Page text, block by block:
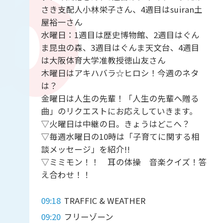
さき支配人小林栄子さん、4週目はsuiran土
屋裕一さん
水曜日：1週目は歴史博物館、2週目はぐん
ま昆虫の森、3週目はぐんま天文台、4週目
は大阪体育大学准教授徳山友さん
木曜日はアキハバラ☆ヒロシ！今週のネタ
は？
金曜日は人生の先輩！「人生の先輩へ贈る
曲」のリクエストにお応えしていきます。
▽火曜日は中継の日。きょうはどこへ？
▽毎週水曜日の10時は「子育てに関する相
談メッセージ」を紹介!!
▽ミミモン！！ 耳の体操 音楽クイズ！答
え合わせ！！
09:18 TRAFFIC & WEATHER
09:20 フリーゾーン